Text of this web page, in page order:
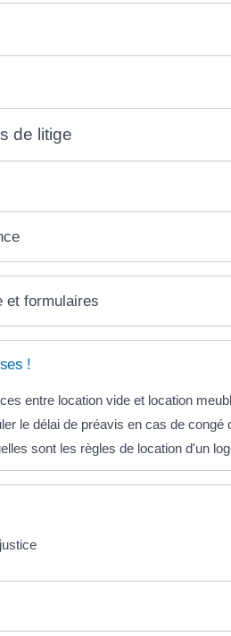
de litige
et formulaires
!
entre location vide et location
le délai de préavis en cas de congé
sont les règles de location d'un